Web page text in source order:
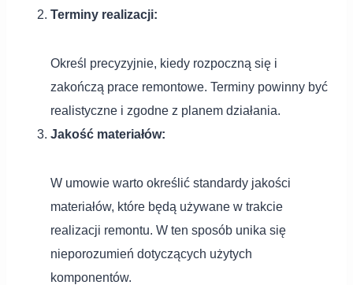
Terminy realizacji:
Określ precyzyjnie, kiedy rozpoczną się i
zakończą prace remontowe. Terminy powinny być
realistyczne i zgodne z planem działania.
Jakość materiałów:
W umowie warto określić standardy jakości
materiałów, które będą używane w trakcie
realizacji remontu. W ten sposób unika się
nieporozumień dotyczących użytych
komponentów.